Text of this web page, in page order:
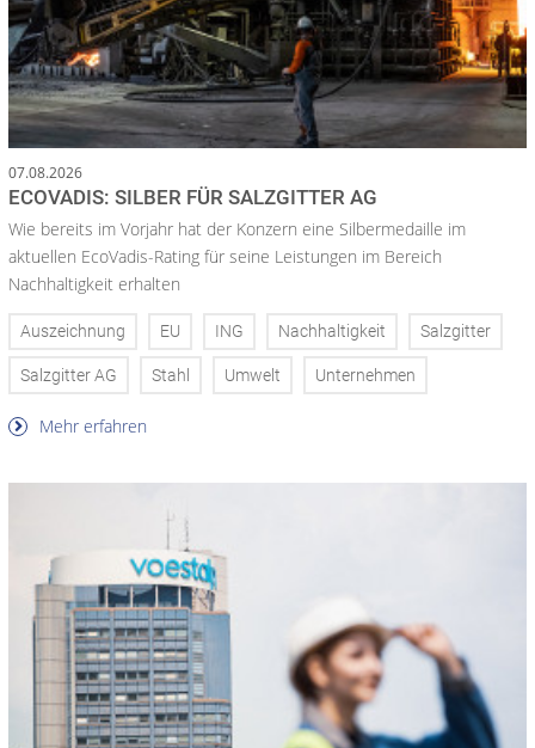
07.08.2026
ECOVADIS: SILBER FÜR SALZGITTER AG
Wie bereits im Vorjahr hat der Konzern eine Silbermedaille im
aktuellen EcoVadis-Rating für seine Leistungen im Bereich
Nachhaltigkeit erhalten
Auszeichnung EU ING Nachhaltigkeit Salzgitter
Salzgitter AG Stahl Umwelt Unternehmen
Mehr erfahren